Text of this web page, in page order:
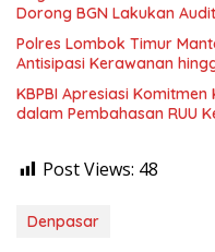
Dorong BGN Lakukan
Polres Lombok Timur
Antisipasi Kerawanan
KBPBI Apresiasi
dalam Pembahasan RUU
Post Views: 48
Denpasar